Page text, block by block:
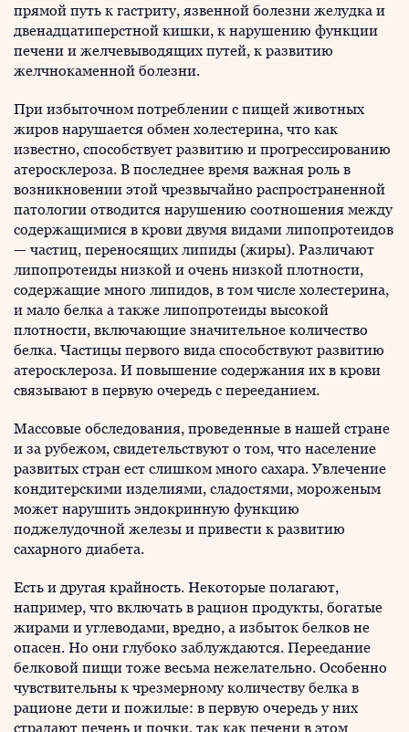
прямой путь к гастриту, язвенной болезни желудка и
двенадцатиперстной кишки, к нарушению функции
печени и желчевыводящих путей, к развитию
желчнокаменной болезни.
При избыточном потреблении с пищей животных
жиров нарушается обмен холестерина, что как
известно, способствует развитию и прогрессированию
атеросклероза. В последнее время важная роль в
возникновении этой чрезвычайно распространенной
патологии отводится нарушению соотношения между
содержащимися в крови двумя видами липопротеидов
— частиц, переносящих липиды (жиры). Различают
липопротеиды низкой и очень низкой плотности,
содержащие много липидов, в том числе холестерина,
и мало белка а также липопротеиды высокой
плотности, включающие значительное количество
белка. Частицы первого вида способствуют развитию
атеросклероза. И повышение содержания их в крови
связывают в первую очередь с перееданием.
Массовые обследования, проведенные в нашей стране
и за рубежом, свидетельствуют о том, что население
развитых стран ест слишком много сахара. Увлечение
кондитерскими изделиями, сладостями, мороженым
может нарушить эндокринную функцию
поджелудочной железы и привести к развитию
сахарного диабета.
Есть и другая крайность. Некоторые полагают,
например, что включать в рацион продукты, богатые
жирами и углеводами, вредно, а избыток белков не
опасен. Но они глубоко заблуждаются. Переедание
белковой пищи тоже весьма нежелательно. Особенно
чувствительны к чрезмерному количеству белка в
рационе дети и пожилые: в первую очередь у них
страдают печень и почки, так как печени в этом